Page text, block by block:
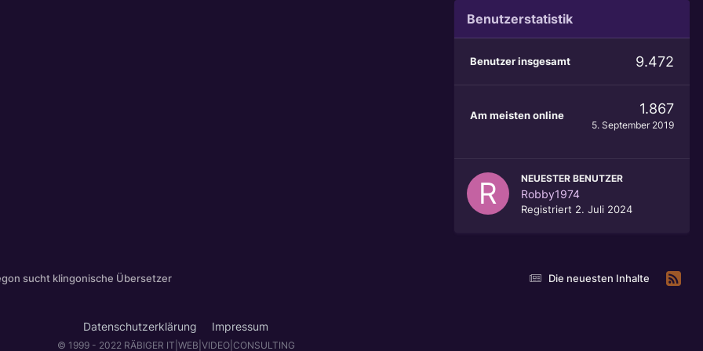
Benutzerstatistik
Benutzer insgesamt 9.472
Am meisten online 1.867
5. September 2019
NEUESTER BENUTZER
Robby1974
Registriert 2. Juli 2024
Die neuesten Inhalte
sucht klingonische Übersetzer
Datenschutzerklärung Impressum
© 1999 - 2022 RÄBIGER IT|WEB|VIDEO|CONSULTING